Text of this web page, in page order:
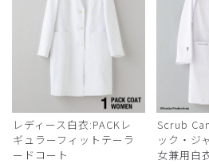
レディース白衣:PACKレ
ギュラーフィットテーラ
ードコート
Scrub
ック・ジ
女兼用白